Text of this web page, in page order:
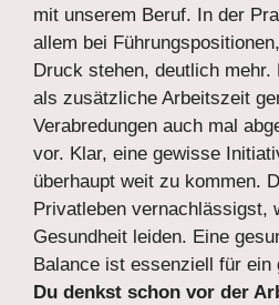
mit unserem Beruf. In der
allem bei
Druck stehen, deutlich mehr.
als zusätzliche Arbeitszeit
Verabredungen auch mal
vor. Klar, eine gewisse
überhaupt weit zu kommen.
Privatleben vernachlässigst,
Gesundheit leiden. Eine
Balance ist essenziell für ein
Du denkst schon vor der